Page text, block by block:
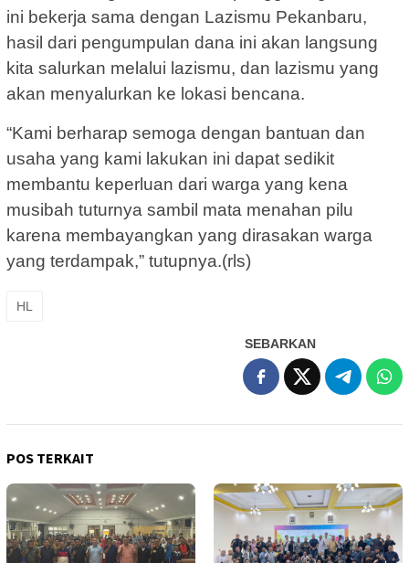
ini bekerja sama dengan Lazismu Pekanbaru,
hasil dari pengumpulan dana ini akan langsung
kita salurkan melalui lazismu, dan lazismu yang
akan menyalurkan ke lokasi bencana.
“Kami berharap semoga dengan bantuan dan
usaha yang kami lakukan ini dapat sedikit
membantu keperluan dari warga yang kena
musibah tuturnya sambil mata menahan pilu
karena membayangkan yang dirasakan warga
yang terdampak,” tutupnya.(rls)
HL
SEBARKAN
POS TERKAIT